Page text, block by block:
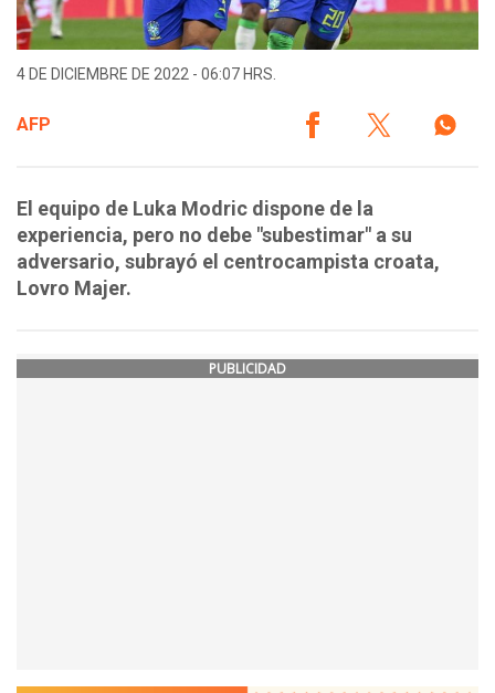
4 DE DICIEMBRE DE 2022 - 06:07 HRS.
AFP
El equipo de Luka Modric dispone de la
experiencia, pero no debe "subestimar" a su
adversario, subrayó el centrocampista croata,
Lovro Majer.
PUBLICIDAD